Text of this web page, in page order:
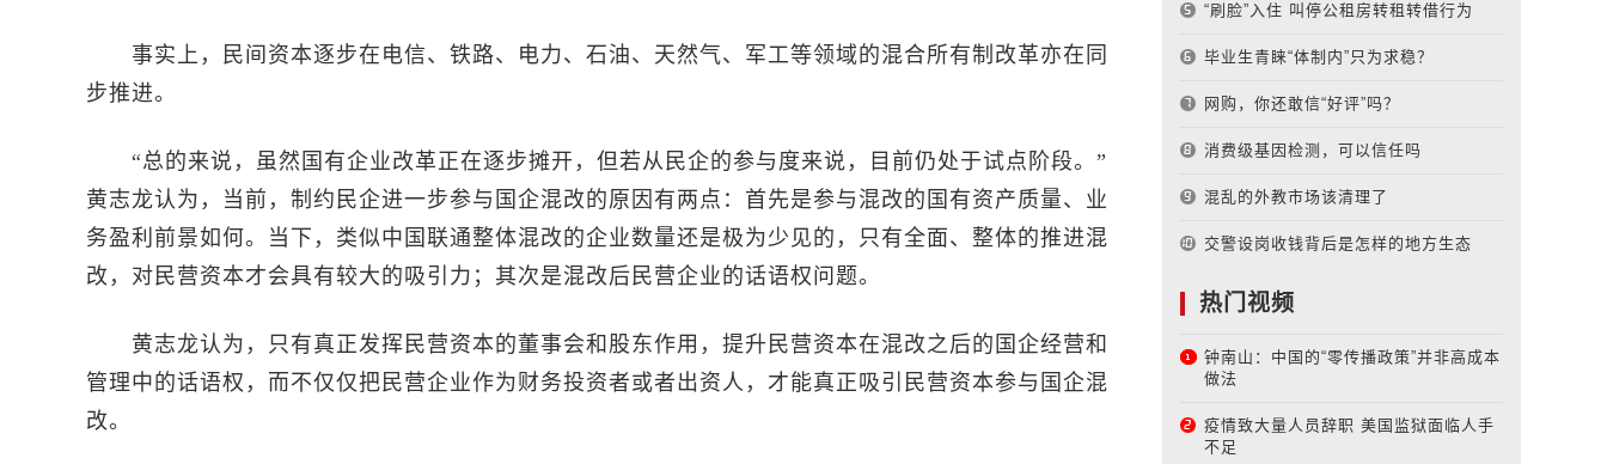
事实上，民间资本逐步在电信、铁路、电力、石油、天然气、军工等领域的混合所有制改革亦在同
步推进。
“总的来说，虽然国有企业改革正在逐步摊开，但若从民企的参与度来说，目前仍处于试点阶段。”
黄志龙认为，当前，制约民企进一步参与国企混改的原因有两点：首先是参与混改的国有资产质量、业
务盈利前景如何。当下，类似中国联通整体混改的企业数量还是极为少见的，只有全面、整体的推进混
改，对民营资本才会具有较大的吸引力；其次是混改后民营企业的话语权问题。
黄志龙认为，只有真正发挥民营资本的董事会和股东作用，提升民营资本在混改之后的国企经营和
管理中的话语权，而不仅仅把民营企业作为财务投资者或者出资人，才能真正吸引民营资本参与国企混
改。
“刷脸”入住 叫停公租房转租转借行为
毕业生青睐“体制内”只为求稳？
网购，你还敢信“好评”吗？
消费级基因检测，可以信任吗
混乱的外教市场该清理了
交警设岗收钱背后是怎样的地方生态
热门视频
钟南山：中国的“零传播政策”并非高成本
做法
疫情致大量人员辞职 美国监狱面临人手
不足